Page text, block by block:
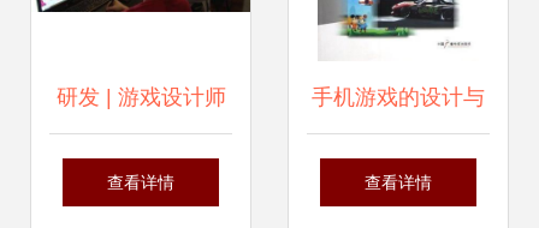
研发 | 游戏设计师
反驳“数量设计论”
查看详情
手机游戏的设计与
开发 从概念到实现
查看详情